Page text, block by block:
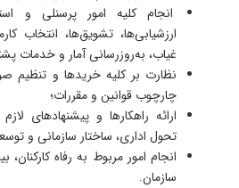
انجام کلیه امور پرسنلی و
ارزشیابی‌ها، تشویق‌ها، انتخاب
غیاب، به‌روزرسانی آمار و خدمات
نظارت بر کلیه خریدها و تنظیم
چارچوب قوانین و مقررات؛
ارائه راهکارها و پیشنهادهای
تحول اداری، ساختار سازمانی و
انجام امور مربوط به رفاه
سازمان.